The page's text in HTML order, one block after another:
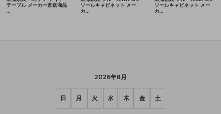
2026年8月
日 月 火 水 木 金 土